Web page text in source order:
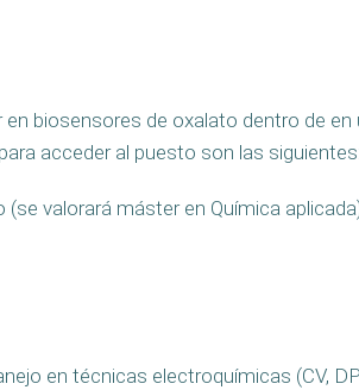
biosensores de oxalato dentro de en
acceder al puesto son las siguientes:
valorará máster en Química
en técnicas electroquímicas (CV,